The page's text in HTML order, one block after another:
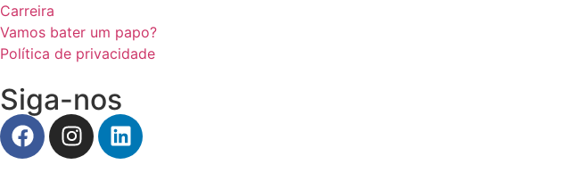
Carreira
Vamos bater um papo?
Política de privacidade
Siga-nos